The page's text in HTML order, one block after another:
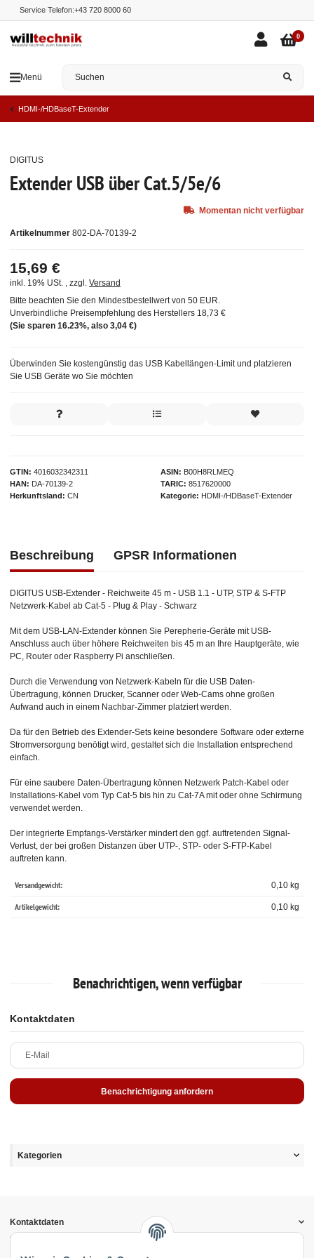
Service Telefon:+43 720 8000 60
Menü
0
HDMI-/HDBaseT-Extender
Extender USB über Cat.5/5e/6
Artikelnummer 802-DA-70139-2
GTIN 4016032342311
HAN
DA-70139-2
Herkunftsland
CN
ASIN
B00H8RLMEQ
TARIC
8517620000
Kategorie
HDMI-/HDBaseT-Extender
DIGITUS
Überwinden Sie kostengünstig das USB Kabellängen-Limit und platzieren
Sie USB Geräte wo Sie möchten
15,69 €
inkl. 19% USt. , zzgl. Versand
Bitte beachten Sie den Mindestbestellwert von 50 EUR.
Unverbindliche Preisempfehlung des Herstellers 18,73 €
(Sie sparen 16.23%, also 3,04 €)
Momentan nicht verfügbar
Beschreibung GPSR Informationen
DIGITUS USB-Extender - Reichweite 45 m - USB 1.1 - UTP, STP & S-FTP
Netzwerk-Kabel ab Cat-5 - Plug & Play - Schwarz
Mit dem USB-LAN-Extender können Sie Perepherie-Geräte mit USB-
Anschluss auch über höhere Reichweiten bis 45 m an Ihre Hauptgeräte, wie
PC, Router oder Raspberry Pi anschließen.
Durch die Verwendung von Netzwerk-Kabeln für die USB Daten-
Übertragung, können Drucker, Scanner oder Web-Cams ohne großen
Aufwand auch in einem Nachbar-Zimmer platziert werden.
Da für den Betrieb des Extender-Sets keine besondere Software oder externe
Stromversorgung benötigt wird, gestaltet sich die Installation entsprechend
einfach.
Für eine saubere Daten-Übertragung können Netzwerk Patch-Kabel oder
Installations-Kabel vom Typ Cat-5 bis hin zu Cat-7A mit oder ohne Schirmung
verwendet werden.
Der integrierte Empfangs-Verstärker mindert den ggf. auftretenden Signal-
Verlust, der bei großen Distanzen über UTP-, STP- oder S-FTP-Kabel
auftreten kann.
Versandgewicht: 0,10 kg
Artikelgewicht: 0,10 kg
Benachrichtigen, wenn verfügbar
Kontaktdaten
E-Mail
Benachrichtigung anfordern
Kategorien
Kontaktdaten
Informationen